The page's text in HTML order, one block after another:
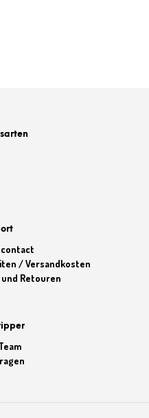
/ Versandkosten
Retouren